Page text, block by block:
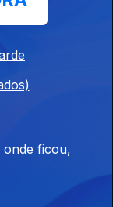
na Dox
onde ficou,